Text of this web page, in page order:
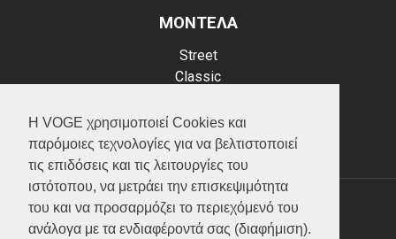
Η VOGE χρησιμοποιεί Cookies και
παρόμοιες τεχνολογίες για να βελτιστοποιεί
τις επιδόσεις και τις λειτουργίες του
ιστότοπου, να μετράει την επισκεψιμότητα
του και να προσαρμόζει το περιεχόμενό του
ανάλογα με τα ενδιαφέροντά σας (διαφήμιση).
ΜΟΝΤΕΛΑ
Street
Classic
Scooter
ATV (Loncin)
ΥΠΗΡΕΣΙΕΣ